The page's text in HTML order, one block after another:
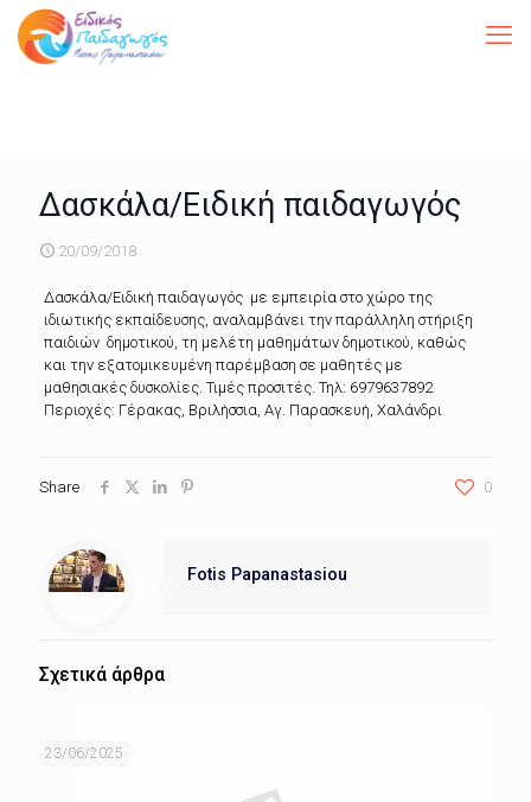
Δασκάλα/Ειδική παιδαγωγός
20/09/2018
Δασκάλα/Ειδική παιδαγωγός με εμπειρία στο χώρο της
ιδιωτικής εκπαίδευσης, αναλαμβάνει την παράλληλη στήριξη
παιδιών δημοτικού, τη μελέτη μαθημάτων δημοτικού, καθώς
και την εξατομικευμένη παρέμβαση σε μαθητές με
μαθησιακές δυσκολίες. Τιμές προσιτές. Τηλ: 6979637892
Περιοχές: Γέρακας, Βριλήσσια, Αγ. Παρασκευή, Χαλάνδρι
Share 0
Fotis Papanastasiou
Σχετικά άρθρα
23/06/2025